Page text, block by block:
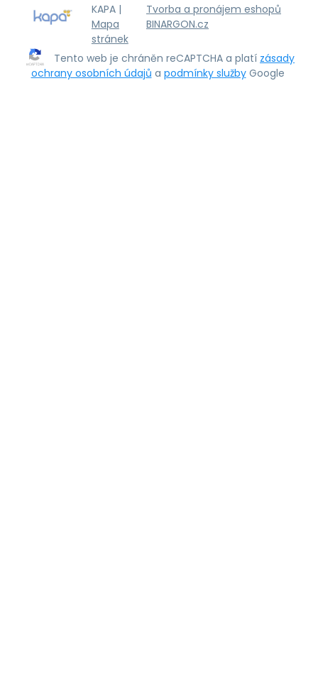
KAPA |
Mapa
stránek
Tvorba a pronájem eshopů
BINARGON.cz
Tento web je chráněn reCAPTCHA a platí zásady
ochrany osobních údajů a podmínky služby Google